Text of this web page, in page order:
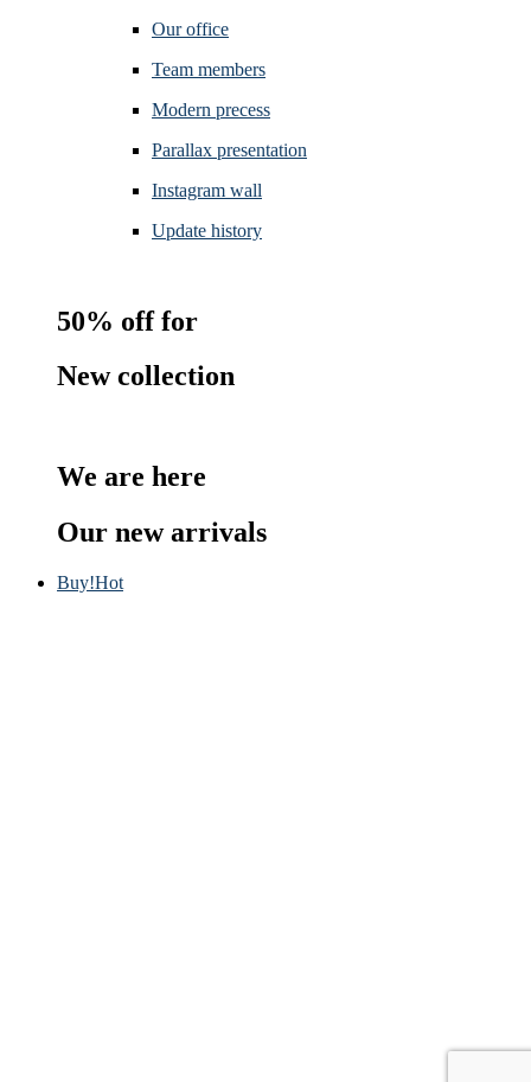
Our office
Team members
Modern precess
Parallax presentation
Instagram wall
Update history
50% off for
New collection
We are here
Our new arrivals
Buy!Hot